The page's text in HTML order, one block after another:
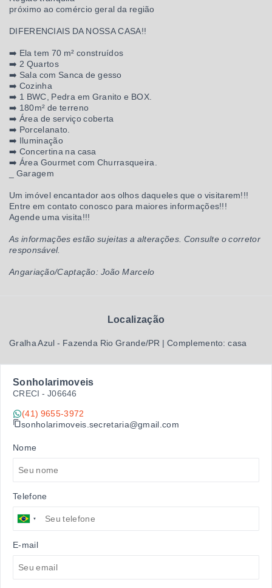
próximo ao comércio geral da região
DIFERENCIAIS DA NOSSA CASA!!
➡️ Ela tem 70 m² construídos
➡️ 2 Quartos
➡️ Sala com Sanca de gesso
➡️ Cozinha
➡️ 1 BWC, Pedra em Granito e BOX.
➡️ 180m² de terreno
➡️ Área de serviço coberta
➡️ Porcelanato.
➡️ Iluminação
➡️ Concertina na casa
➡️ Área Gourmet com Churrasqueira.
_ Garagem
Um imóvel encantador aos olhos daqueles que o visitarem!!!
Entre em contato conosco para maiores informações!!!
Agende uma visita!!!
As informações estão sujeitas a alterações. Consulte o corretor
responsável.
Angariação/Captação: João Marcelo
Localização
Gralha Azul - Fazenda Rio Grande/PR | Complemento: casa
Sonholarimoveis
CRECI - J06646
(41) 9655-3972
sonholarimoveis.secretaria@gmail.com
Nome
Telefone
E-mail